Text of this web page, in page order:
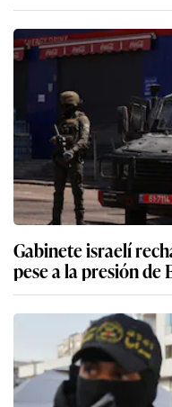
Gabinete israelí
pese a la presión de